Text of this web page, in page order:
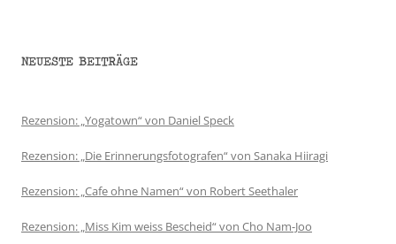
NEUESTE BEITRÄGE
Rezension: „Yogatown“ von Daniel Speck
Rezension: „Die Erinnerungsfotografen“ von Sanaka Hiiragi
Rezension: „Cafe ohne Namen“ von Robert Seethaler
Rezension: „Miss Kim weiss Bescheid“ von Cho Nam-Joo